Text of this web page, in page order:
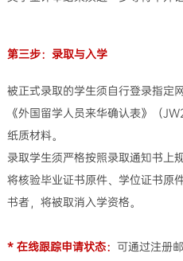
第三步：录取与入学
被正式录取的学生须自行登录指定
《外国留学人员来华确认表》（
纸质材料。
录取学生须严格按照录取通知书上
将核验毕业证书原件、学位证书原
书者，将被取消入学资格。
* 在线跟踪申请状态： 可通过注册